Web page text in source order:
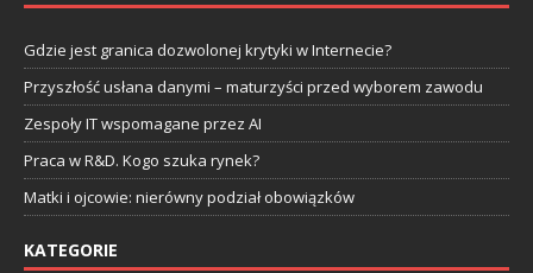
Gdzie jest granica dozwolonej krytyki w Internecie?
Przyszłość usłana danymi – maturzyści przed wyborem zawodu
Zespoły IT wspomagane przez AI
Praca w R&D. Kogo szuka rynek?
Matki i ojcowie: nierówny podział obowiązków
KATEGORIE